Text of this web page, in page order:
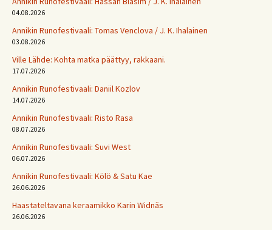
04.08.2026
Annikin Runofestivaali: Tomas Venclova / J. K. Ihalainen
03.08.2026
Ville Lähde: Kohta matka päättyy, rakkaani.
17.07.2026
Annikin Runofestivaali: Daniil Kozlov
14.07.2026
Annikin Runofestivaali: Risto Rasa
08.07.2026
Annikin Runofestivaali: Suvi West
06.07.2026
Annikin Runofestivaali: Kölö & Satu Kae
26.06.2026
Haastateltavana keraamikko Karin Widnäs
26.06.2026